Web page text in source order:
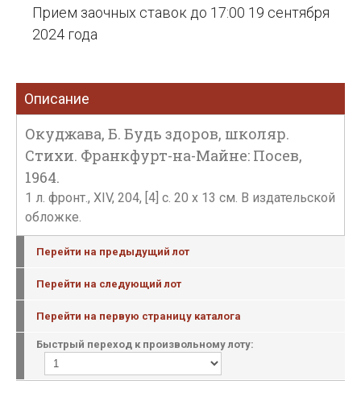
Прием заочных ставок до 17:00 19 сентября
2024 года
Описание
Окуджава, Б. Будь здоров, школяр.
Стихи. Франкфурт-на-Майне: Посев,
1964.
1 л. фронт., XIV, 204, [4] с. 20 х 13 см. В издательской
обложке.
Перейти на предыдущий лот
Перейти на следующий лот
Перейти на первую страницу каталога
Быстрый переход к произвольному лоту: